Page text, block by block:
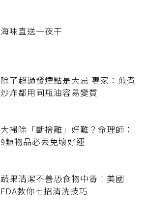
海味直送一夜干
除了超過發煙點是大忌 專家：煎煮
炒炸都用同瓶油容易變質
大掃除「斷捨離」好難？命理師：
9類物品必丟免壞好運
蔬果清潔不善恐食物中毒！美國
FDA教你七招清洗技巧